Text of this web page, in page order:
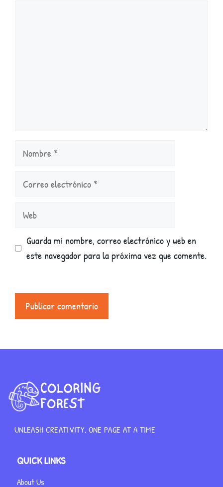
Nombre
Correo
Web
Guarda mi nombre, correo electrónico y web en
este navegador para la próxima vez que comente.
UNLEASH CREATIVITY, ONE PAGE AT A TIME
QUICK LINKS
About Us